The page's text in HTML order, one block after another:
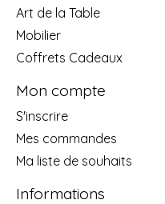
Art de la Table
Mobilier
Coffrets Cadeaux
Mon compte
S'inscrire
Mes commandes
Ma liste de souhaits
Informations